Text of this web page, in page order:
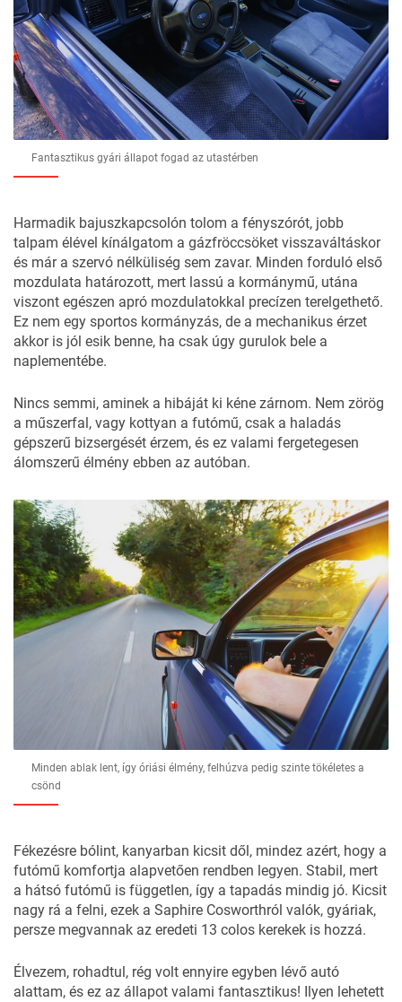
Fantasztikus gyári állapot fogad az utastérben
Harmadik bajuszkapcsolón tolom a fényszórót, jobb
talpam élével kínálgatom a gázfröccsöket visszaváltáskor
és már a szervó nélküliség sem zavar. Minden forduló első
mozdulata határozott, mert lassú a kormánymű, utána
viszont egészen apró mozdulatokkal precízen terelgethető.
Ez nem egy sportos kormányzás, de a mechanikus érzet
akkor is jól esik benne, ha csak úgy gurulok bele a
naplementébe.
Nincs semmi, aminek a hibáját ki kéne zárnom. Nem zörög
a műszerfal, vagy kottyan a futómű, csak a haladás
gépszerű bizsergését érzem, és ez valami fergetegesen
álomszerű élmény ebben az autóban.
Minden ablak lent, így óriási élmény, felhúzva pedig szinte tökéletes a
csönd
Fékezésre bólint, kanyarban kicsit dől, mindez azért, hogy a
futómű komfortja alapvetően rendben legyen. Stabil, mert
a hátsó futómű is független, így a tapadás mindig jó. Kicsit
nagy rá a felni, ezek a Saphire Cosworthról valók, gyáriak,
persze megvannak az eredeti 13 colos kerekek is hozzá.
Élvezem, rohadtul, rég volt ennyire egyben lévő autó
alattam, és ez az állapot valami fantasztikus! Ilyen lehetett